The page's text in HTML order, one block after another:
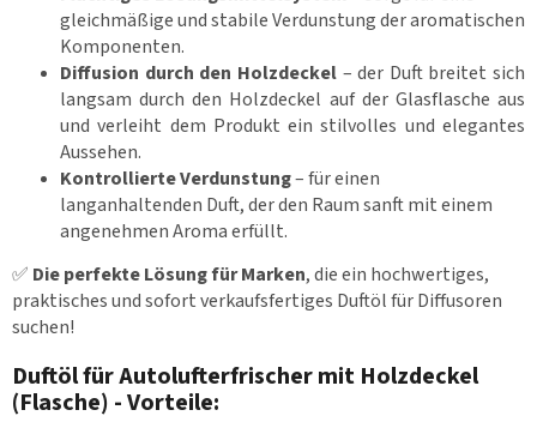
gleichmäßige und stabile Verdunstung der aromatischen
Komponenten.
Diffusion durch den Holzdeckel– der Duft breitet sich
langsam durch den Holzdeckel auf der Glasflasche aus
und verleiht dem Produkt ein stilvolles und elegantes
Aussehen.
Kontrollierte Verdunstung– für einen
langanhaltenden Duft, der den Raum sanft mit einem
angenehmen Aroma erfüllt.
✅ Die perfekte Lösung für Marken, die ein hochwertiges,
praktisches und sofort verkaufsfertiges Duftöl für Diffusoren
suchen!
Duftöl für Autolufterfrischer mit Holzdeckel
(Flasche) - Vorteile: